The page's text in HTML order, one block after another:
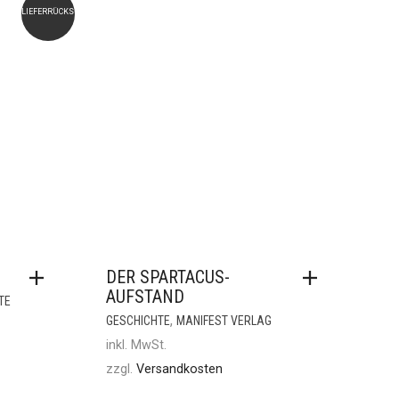
LIEFERRÜCKSTAND
DER SPARTACUS-
AUFSTAND
GESCHICHTE, MANIFEST VERLAG
inkl. MwSt.
zzgl. Versandkosten